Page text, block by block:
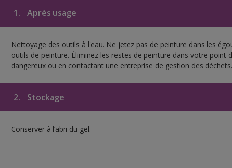
1. Après usage
Nettoyage des outils à l'eau. Ne jetez pas de peinture dans les
outils de peinture. Éliminez les restes de peinture dans votre point
dangereux ou en contactant une entreprise de gestion des déchets.
2. Stockage
Conserver à l’abri du gel.